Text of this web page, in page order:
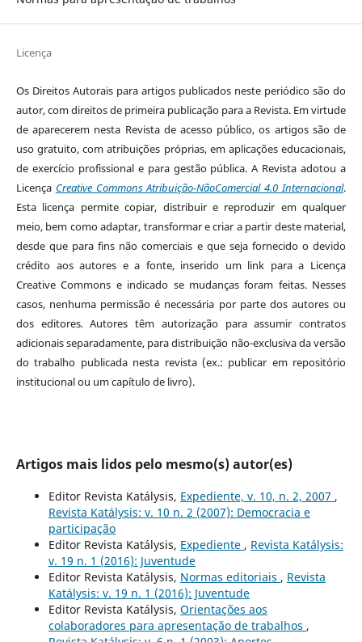
Licença
Os Direitos Autorais para artigos publicados neste periódico são do
autor, com direitos de primeira publicação para a Revista. Em virtude
de aparecerem nesta Revista de acesso público, os artigos são de
uso gratuito, com atribuições próprias, em aplicações educacionais,
de exercício profissional e para gestão pública. A Revista adotou a
Licença Creative Commons Atribuição-NãoComercial 4.0 Internacional.
Esta licença permite copiar, distribuir e reproduzir em qualquer
meio, bem como adaptar, transformar e criar a partir deste material,
desde que para fins não comerciais e que seja fornecido o devido
crédito aos autores e a fonte, inserido um link para a Licença
Creative Commons e indicado se mudanças foram feitas. Nesses
casos, nenhuma permissão é necessária por parte dos autores ou
dos editores.Autores têm autorização para assumir contratos
adicionais separadamente, para distribuição não-exclusiva da versão
do trabalho publicada nesta revista (ex.: publicar em repositório
institucional ou um capítulo de livro).
Artigos mais lidos pelo mesmo(s) autor(es)
Editor Revista Katálysis, Expediente, v. 10, n. 2, 2007 ,
Revista Katálysis: v. 10 n. 2 (2007): Democracia e
participação
Editor Revista Katálysis, Expediente , Revista Katálysis:
v. 19 n. 1 (2016): Juventude
Editor Revista Katálysis, Normas editoriais , Revista
Katálysis: v. 19 n. 1 (2016): Juventude
Editor Revista Katálysis, Orientações aos
colaboradores para apresentação de trabalhos ,